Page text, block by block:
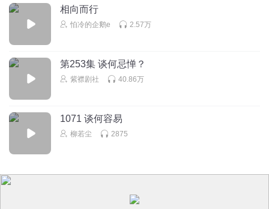
相向而行
怕冷的企鹅e 2.57万
第253集 谈何忌惮？
紫襟剧社 40.86万
1071 谈何容易
柳若尘 2875